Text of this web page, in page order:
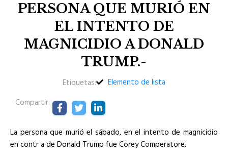
PERSONA QUE MURIÓ EN
EL INTENTO DE
MAGNICIDIO A DONALD
TRUMP.-
Etiquetas:
Elemento de lista
Compartir:
La persona que murió el sábado, en el intento de magnicidio
en contr a de Donald Trump fue Corey Comperatore.